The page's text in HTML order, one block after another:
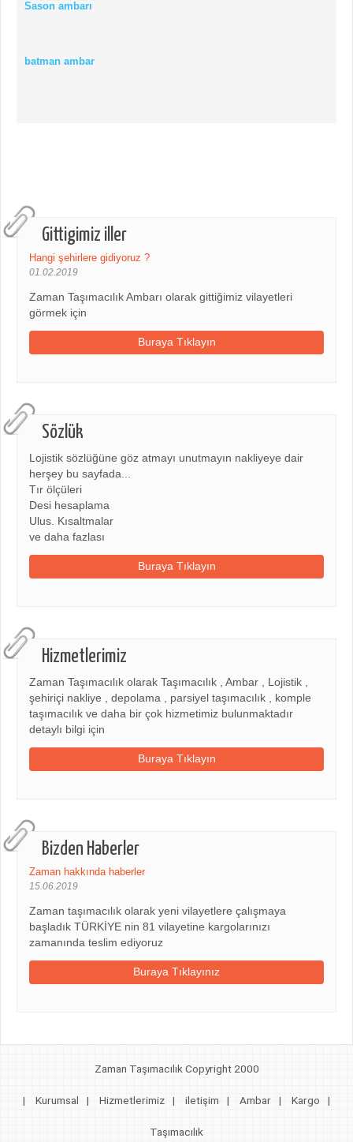
Gittigimiz iller
Hangi şehirlere gidiyoruz ?
01.02.2019
Zaman Taşımacılık Ambarı olarak gittiğimiz vilayetleri
görmek için
Buraya Tıklayın
Sözlük
Lojistik sözlüğüne göz atmayı unutmayın nakliyeye dair
herşey bu sayfada...
Tır ölçüleri
Desi hesaplama
Ulus. Kısaltmalar
ve daha fazlası
Buraya Tıklayın
Hizmetlerimiz
Zaman Taşımacılık olarak Taşımacılık , Ambar , Lojistik ,
şehiriçi nakliye , depolama , parsiyel taşımacılık , komple
taşımacılık ve daha bir çok hizmetimiz bulunmaktadır
detaylı bilgi için
Buraya Tıklayın
Bizden Haberler
Zaman hakkında haberler
15.06.2019
Zaman taşımacılık olarak yeni vilayetlere çalışmaya
başladık TÜRKİYE nin 81 vilayetine kargolarınızı
zamanında teslim ediyoruz
Buraya Tıklayınız
Sason ambarı
batman ambar
Zaman Taşımacılık Copyright 2000
| Kurumsal | Hizmetlerimiz | iletişim | Ambar | Kargo |
Taşımacılık